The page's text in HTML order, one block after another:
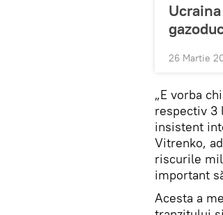
26 Martie
„E vorba
respectiv 3
insistent
Vitrenko,
riscurile
important
Acesta a